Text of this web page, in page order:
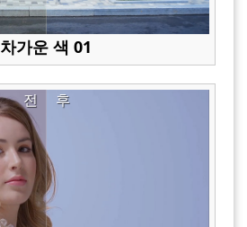
차가운 색 01
후
전